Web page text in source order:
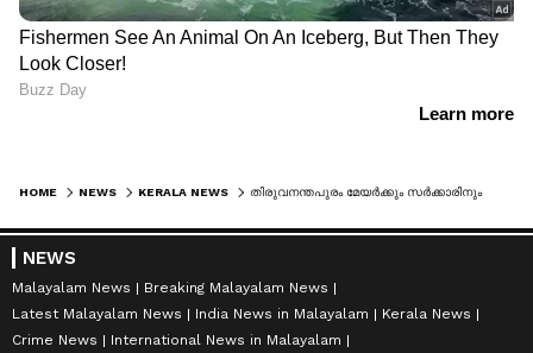
HOME NEWS KERALA NEWS
NEWS
Malayalam News
Breaking Malayalam News
Latest Malayalam News
India News in Malayalam
Kerala News
Crime News
International News in Malayalam